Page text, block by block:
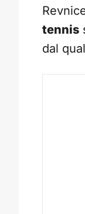
tennis
dal